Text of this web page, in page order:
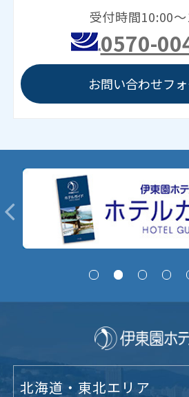
受付時間10:00
0570-
お問い合わせフ
北海道・東北エリア